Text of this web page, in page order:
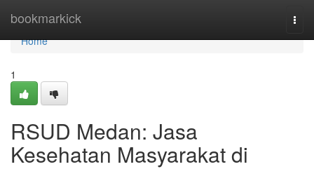
bookmarkick
Home
Home
1
RSUD Medan: Jasa
Kesehatan Masyarakat di